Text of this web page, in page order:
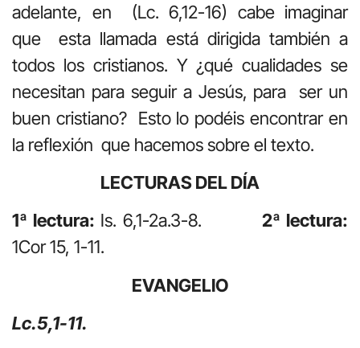
adelante, en (Lc. 6,12-16) cabe imaginar
que esta llamada está dirigida también a
todos los cristianos. Y ¿qué cualidades se
necesitan para seguir a Jesús, para ser un
buen cristiano? Esto lo podéis encontrar en
la reflexión que hacemos sobre el texto.
LECTURAS DEL DÍA
1ª lectura: Is. 6,1-2a.3-8. 2ª lectura:
1Cor 15, 1-11.
EVANGELIO
Lc.5,1-11.